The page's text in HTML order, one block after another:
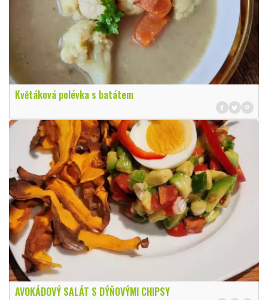
Květáková polévka s batátem
AVOKÁDOVÝ SALÁT S DÝŇOVÝMI CHIPSY